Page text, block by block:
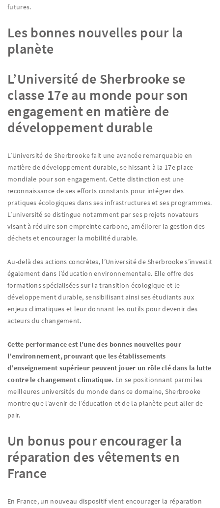
futures.
Les bonnes nouvelles pour la
planète
L’Université de Sherbrooke se
classe 17e au monde pour son
engagement en matière de
développement durable
L’Université de Sherbrooke fait une avancée remarquable en
matière de développement durable, se hissant à la 17e place
mondiale pour son engagement. Cette distinction est une
reconnaissance de ses efforts constants pour intégrer des
pratiques écologiques dans ses infrastructures et ses programmes.
L’université se distingue notamment par ses projets novateurs
visant à réduire son empreinte carbone, améliorer la gestion des
déchets et encourager la mobilité durable.
Au-delà des actions concrètes, l’Université de Sherbrooke s’investit
également dans l’éducation environnementale. Elle offre des
formations spécialisées sur la transition écologique et le
développement durable, sensibilisant ainsi ses étudiants aux
enjeux climatiques et leur donnant les outils pour devenir des
acteurs du changement.
Cette performance est l’une des bonnes nouvelles pour
l’environnement, prouvant que les établissements
d’enseignement supérieur peuvent jouer un rôle clé dans la lutte
contre le changement climatique. En se positionnant parmi les
meilleures universités du monde dans ce domaine, Sherbrooke
montre que l’avenir de l’éducation et de la planète peut aller de
pair.
Un bonus pour encourager la
réparation des vêtements en
France
En France, un nouveau dispositif vient encourager la réparation